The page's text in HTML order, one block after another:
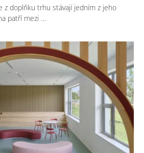
z doplňku trhu stávají jedním z jeho
patří mezi …